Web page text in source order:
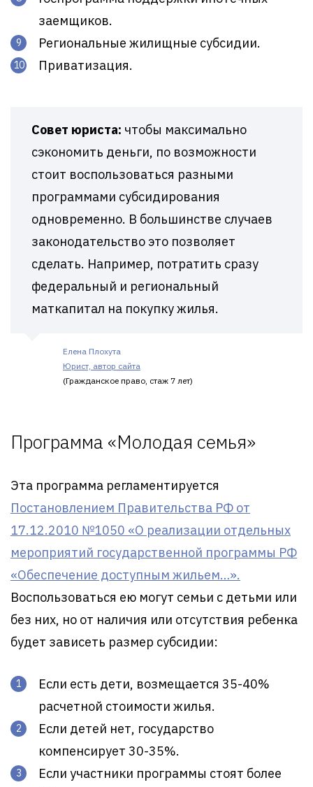
заемщиков.
Региональные жилищные субсидии.
Приватизация.
Совет юриста: чтобы максимально
сэкономить деньги, по возможности
стоит воспользоваться разными
программами субсидирования
одновременно. В большинстве случаев
законодательство это позволяет
сделать. Например, потратить сразу
федеральный и региональный
маткапитал на покупку жилья.
Елена Плохута
Юрист, автор сайта
(Гражданское право, стаж 7 лет)
Программа «Молодая семья»
Эта программа регламентируется
Постановлением Правительства РФ от
17.12.2010 №1050 «О реализации отдельных
мероприятий государственной программы РФ
«Обеспечение доступным жильем…».
Воспользоваться ею могут семьи с детьми или
без них, но от наличия или отсутствия ребенка
будет зависеть размер субсидии:
Если есть дети, возмещается 35-40%
расчетной стоимости жилья.
Если детей нет, государство
компенсирует 30-35%.
Если участники программы стоят более